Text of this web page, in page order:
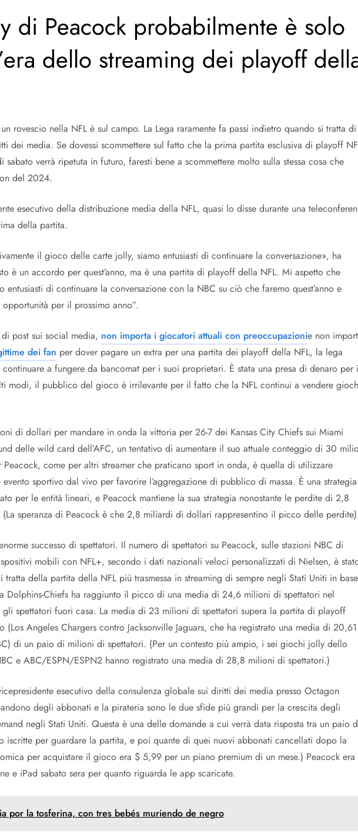
di Peacock probabilmente è solo
dello streaming dei playoff
rovescio nella NFL è sul campo. La Lega raramente fa passi indietro quando si tratta di
dei media. Se dovessi scommettere sul fatto che la prima partita esclusiva di playoff
sabato verrà ripetuta in futuro, faresti bene a scommettere molto sulla stessa cosa che
del 2024.
esecutivo della distribuzione media della NFL, quasi lo disse durante una
della partita.
il gioco delle carte jolly, siamo entusiasti di continuare la conversazione», ha
è un accordo per quest’anno, ma è una partita di playoff della NFL. Mi aspetto che
entusiasti di continuare la conversazione con la NBC su ciò che faremo quest’anno e
per il prossimo anno”.
post sui social media, non importa i giocatori attuali con preoccupazionie non
dei fan per dover pagare un extra per una partita dei playoff della NFL, la lega
a fungere da bancomat per i suoi proprietari. È stata una presa di denaro per
modi, il pubblico del gioco è irrilevante per il fatto che la NFL continui a vendere
di dollari per mandare in onda la vittoria per 26-7 dei Kansas City Chiefs sui Miami
delle wild card dell’AFC, un tentativo di aumentare il suo attuale conteggio di 30
come per altri streamer che praticano sport in onda, è quella di utilizzare
evento sportivo dal vivo per favorire l’aggregazione di pubblico di massa. È una strategia
per le entità lineari, e Peacock mantiene la sua strategia nonostante le perdite di 2,8
speranza di Peacock è che 2,8 miliardi di dollari rappresentino il picco delle
successo di spettatori. Il numero di spettatori su Peacock, sulle stazioni NBC di
mobili con NFL+, secondo i dati nazionali veloci personalizzati di Nielsen, è
della partita della NFL più trasmessa in streaming di sempre negli Stati Uniti in base
Dolphins-Chiefs ha raggiunto il picco di una media di 24,6 milioni di spettatori nel
gli spettatori fuori casa. La media di 23 milioni di spettatori supera la partita di playoff
(Los Angeles Chargers contro Jacksonville Jaguars, che ha registrato una media di 20,61
di un paio di milioni di spettatori. (Per un contesto più ampio, i sei giochi jolly dello
e ABC/ESPN/ESPN2 hanno registrato una media di 28,8 milioni di spettatori.)
esecutivo della consulenza globale sui diritti dei media presso Octagon
degli abbonati e la pirateria sono le due sfide più grandi per la crescita degli
negli Stati Uniti. Questa è una delle domande a cui verrà data risposta tra un paio
iscritte per guardare la partita, e poi quante di quei nuovi abbonati cancellati dopo la
per acquistare il gioco era $ 5,99 per un piano premium di un mese.) Peacock era
e iPad sabato sera per quanto riguarda le app scaricate.
por la tosferina, con tres bebés muriendo de negro